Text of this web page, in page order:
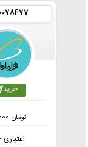
خرید
تومان